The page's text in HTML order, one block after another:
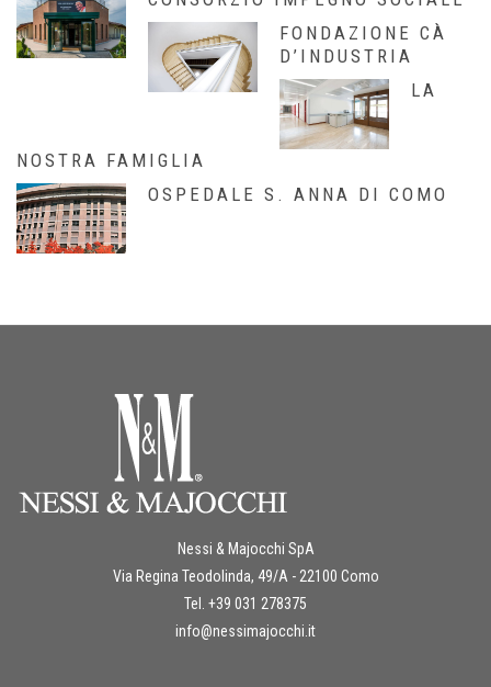
FONDAZIONE CÀ
D’INDUSTRIA
LA
NOSTRA FAMIGLIA
OSPEDALE S. ANNA DI COMO
Nessi & Majocchi SpA
Via Regina Teodolinda, 49/A - 22100 Como
Tel. +39 031 278375
info@nessimajocchi.it